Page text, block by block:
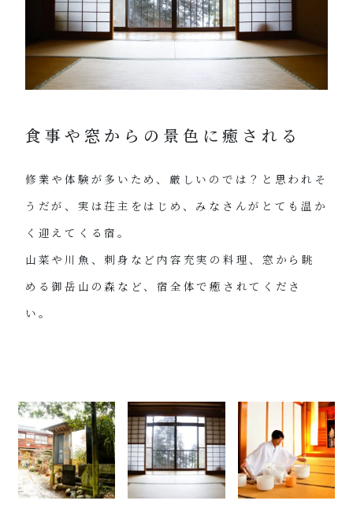
食事や窓からの景色に癒される
修業や体験が多いため、厳しいのでは？と思われそ
うだが、実は荘主をはじめ、みなさんがとても温か
く迎えてくる宿。
山菜や川魚、刺身など内容充実の料理、窓から眺
める御岳山の森など、宿全体で癒されてくださ
い。